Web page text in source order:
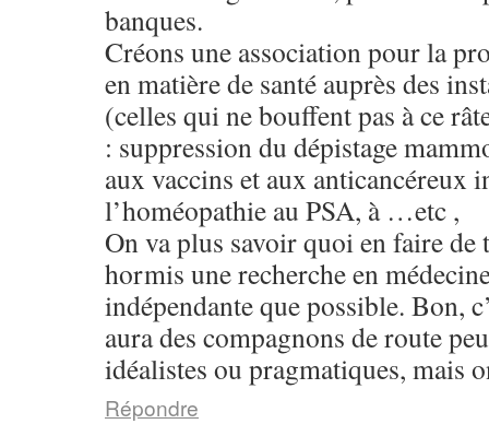
banques.
Créons une association pour la
en matière de santé auprès des
(celles qui ne bouffent pas à ce
: suppression du dépistage
aux vaccins et aux anticancéreux
l’homéopathie au PSA, à …etc ,
On va plus savoir quoi en faire
hormis une recherche en
indépendante que possible. Bon,
aura des compagnons de route
idéalistes ou pragmatiques, mais
Répondre